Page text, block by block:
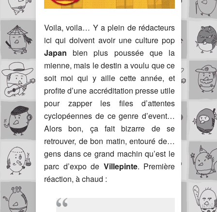
Voila, voila… Y a plein de rédacteurs
ici qui doivent avoir une culture pop
Japan bien plus poussée que la
mienne, mais le destin a voulu que ce
soit moi qui y aille cette année, et
profite d’une accréditation presse utile
pour zapper les files d’attentes
cyclopéennes de ce genre d’event…
Alors bon, ça fait bizarre de se
retrouver, de bon matin, entouré de…
gens dans ce grand machin qu’est le
parc d’expo de Villepinte. Première
réaction, à chaud :